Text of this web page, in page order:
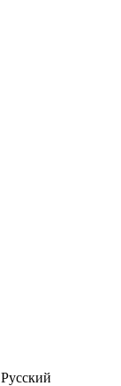
Русский